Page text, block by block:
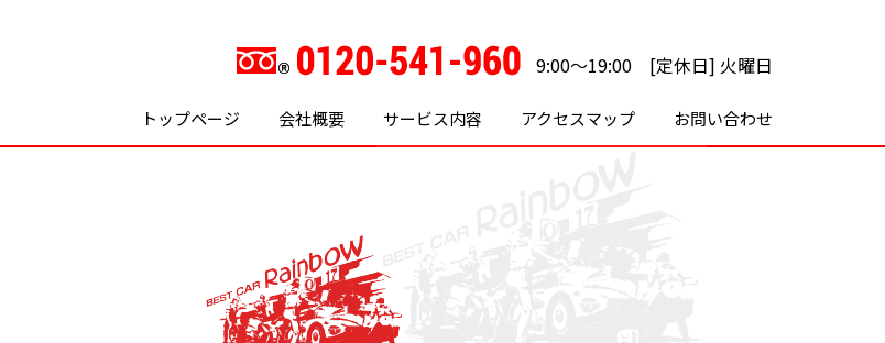
9:00～19:00 [定休日] 火曜日
トップページ 会社概要 サービス内容 アクセスマップ お問い合わせ